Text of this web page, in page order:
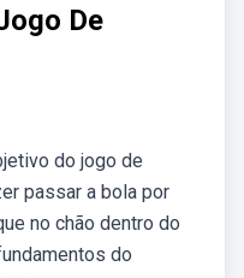
De
do jogo de
passar a bola por
no chão dentro do
do